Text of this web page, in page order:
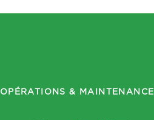
OPÉRATIONS & MAINTENANCE